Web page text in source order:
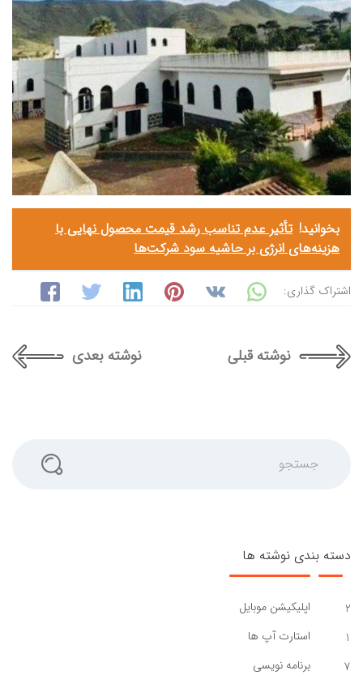
بخوانید! تأثیر عدم تناسب رشد قیمت محصول نهایی با
هزینه‌های انرژی بر حاشیه سود شرکت‌ها
اشتراک گذاری:
نوشته قبلی نوشته بعدی
دسته بندی نوشته ها
2
اپلیکیشن موبایل
1
استارت آپ ها
7
برنامه نویسی